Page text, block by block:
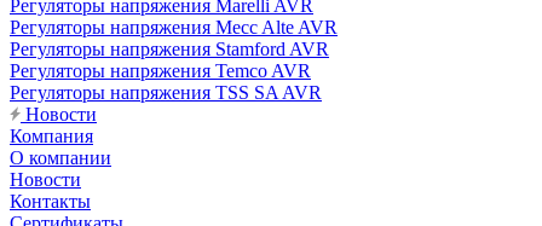
Регуляторы напряжения Marelli AVR
Регуляторы напряжения Mecc Alte AVR
Регуляторы напряжения Stamford AVR
Регуляторы напряжения Temco AVR
Регуляторы напряжения TSS SA AVR
Новости
Компания
О компании
Новости
Контакты